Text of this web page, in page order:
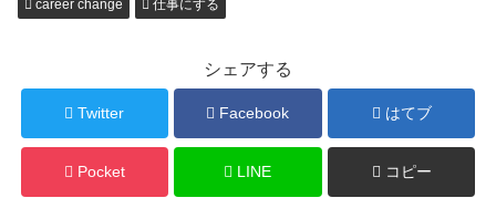
career change 仕事にする
シェアする
Twitter Facebook はてブ
Pocket LINE コピー